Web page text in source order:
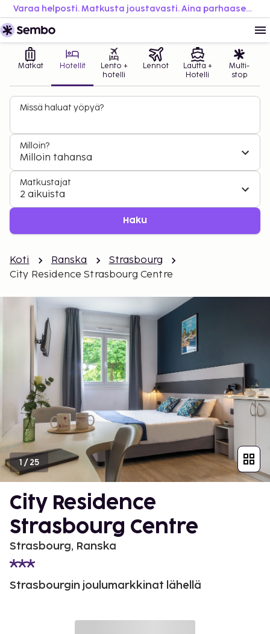
Varaa helposti. Matkusta joustavasti. Aina parhaaseen hintaan.
Matkat Hotellit
Lento +
hotelli
Lennot
Lautta +
Hotelli
Multi-
stop
Missä haluat yöpyä?
Milloin?
Milloin tahansa
Matkustajat
2 aikuista
Haku
Koti Ranska
Strasbourg
City Residence Strasbourg Centre
1 /25
City Residence
Strasbourg Centre
Strasbourg, Ranska
Strasbourgin joulumarkkinat lähellä